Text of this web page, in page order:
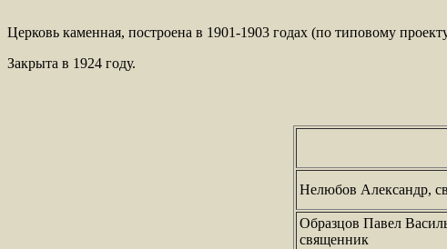
Церковь каменная, построена в 1901-1903 годах (по типовому
Закрыта в 1924 году.
Нелюбов Александр,
Образцов Павел
священник